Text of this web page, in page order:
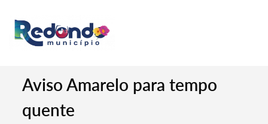
Aviso Amarelo para tempo
quente